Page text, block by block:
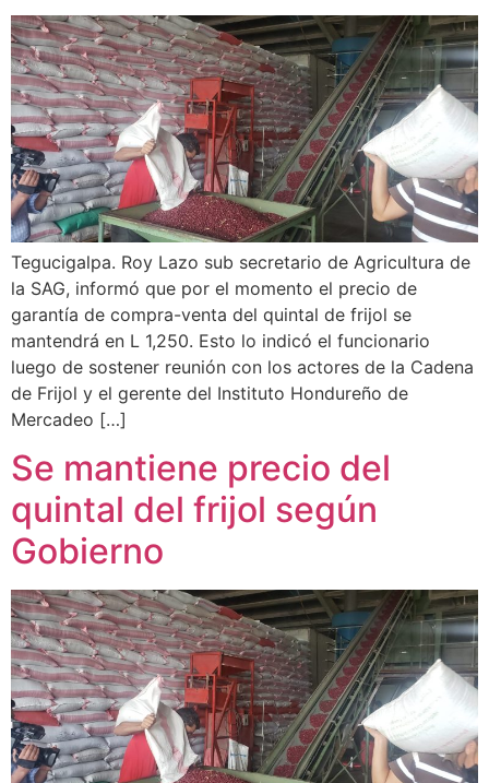
Tegucigalpa. Roy Lazo sub secretario de Agricultura de
la SAG, informó que por el momento el precio de
garantía de compra-venta del quintal de frijol se
mantendrá en L 1,250. Esto lo indicó el funcionario
luego de sostener reunión con los actores de la Cadena
de Frijol y el gerente del Instituto Hondureño de
Mercadeo […]
Se mantiene precio del
quintal del frijol según
Gobierno